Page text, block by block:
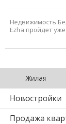
Недвижимость
Ezha пройдет
Жилая
Новостройки
Продажа